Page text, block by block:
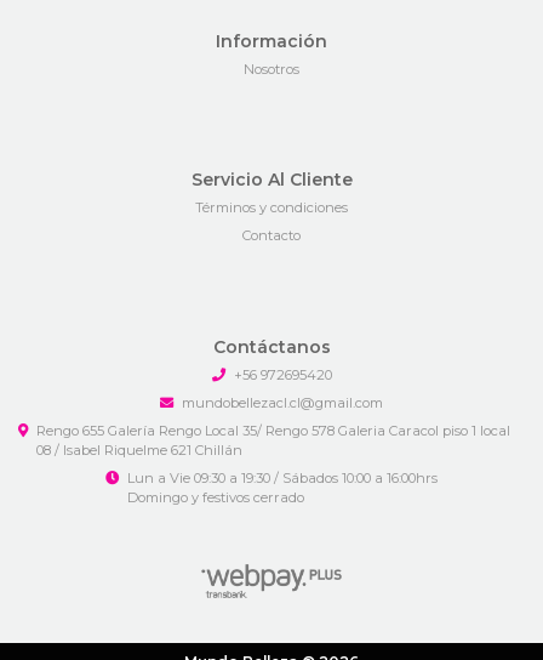
Información
Nosotros
Servicio Al Cliente
Términos y condiciones
Contacto
Contáctanos
+56 972695420
mundobellezacl.cl@gmail.com
Rengo 655 Galería Rengo Local 35/ Rengo 578 Galeria Caracol piso 1 local
08 / Isabel Riquelme 621 Chillán
Lun a Vie 09:30 a 19:30 / Sábados 10:00 a 16:00hrs
Domingo y festivos cerrado